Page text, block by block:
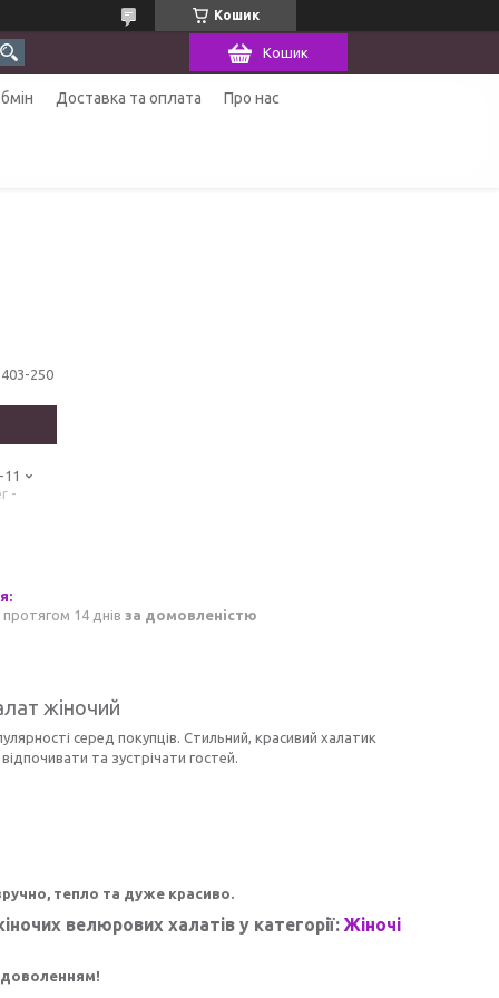
Кошик
Кошик
Доставка та оплата Про нас
250
-
14 днів за домовленістю
жіночий
серед покупців. Стильний, красивий халатик
та зустрічати гостей.
тепло та дуже красиво.
велюрових халатів у категорії: Жіночі